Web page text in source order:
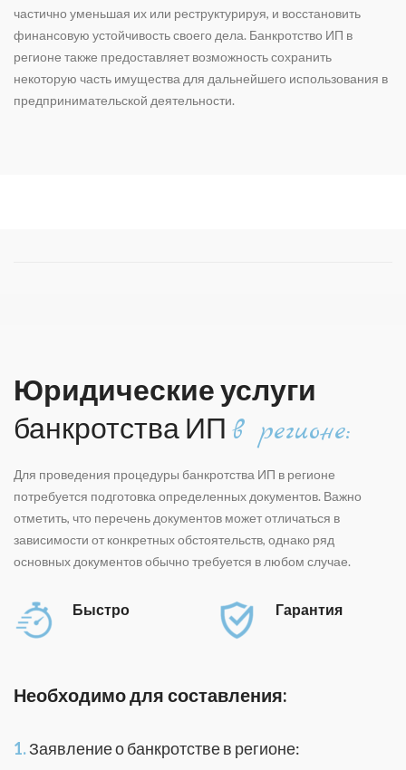
частично уменьшая их или реструктурируя, и восстановить
финансовую устойчивость своего дела. Банкротство ИП в
регионе также предоставляет возможность сохранить
некоторую часть имущества для дальнейшего использования в
предпринимательской деятельности.
Юридические услуги
банкротства ИП в регионе:
Для проведения процедуры банкротства ИП в регионе
потребуется подготовка определенных документов. Важно
отметить, что перечень документов может отличаться в
зависимости от конкретных обстоятельств, однако ряд
основных документов обычно требуется в любом случае.
Быстро Гарантия
Необходимо для составления:
1.Заявление о банкротстве в регионе: